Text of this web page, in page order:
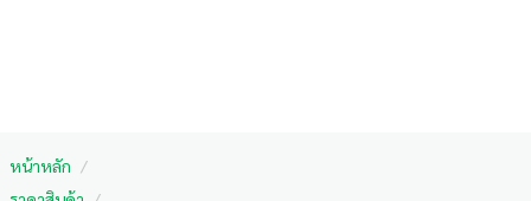
หน้าหลัก /